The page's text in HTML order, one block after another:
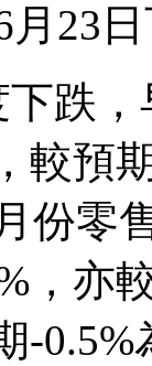
月 23
下跌
，較預
份零
，亦
-0.5%